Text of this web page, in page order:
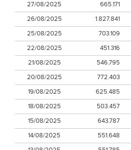
27/08/2025
665.171
26/08/2025
1.827.841
25/08/2025
703.109
22/08/2025
451.316
21/08/2025
546.795
20/08/2025
772.403
19/08/2025
625.485
18/08/2025
503.457
15/08/2025
643.787
14/08/2025
551.648